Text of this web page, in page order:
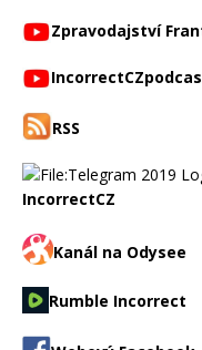
Zpravodajství
RSS
IncorrectCZ
Kanál na Odysee
Rumble Incorrect